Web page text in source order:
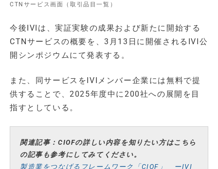
CTNサービス画面（取引品目一覧）
今後IVIは、実証実験の成果および新たに開始する
CTNサービスの概要を、3月13日に開催されるIVI公
開シンポジウムにて発表する。
また、同サービスをIVIメンバー企業には無料で提
供することで、2025年度中に200社への展開を目
指すとしている。
関連記事：CIOFの詳しい内容を知りたい方はこちら
の記事も参考にしてみてください。
製造業をつなげるフレームワーク「CIOF」 ーIVI